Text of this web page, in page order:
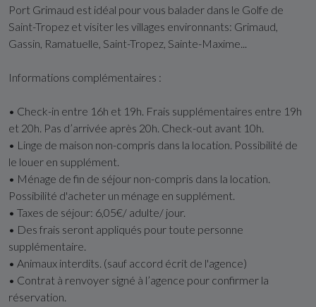
Port Grimaud est idéal pour vous balader dans le Golfe de
Saint-Tropez et visiter les villages environnants: Grimaud,
Gassin, Ramatuelle, Saint-Tropez, Sainte-Maxime...
Informations complémentaires :
• Check-in entre 16h et 19h. Frais supplémentaires entre 19h
et 20h. Pas d’arrivée après 20h. Check-out avant 10h.
• Linge de maison non-compris dans la location. Possibilité de
le louer en supplément.
• Ménage de fin de séjour non-compris dans la location.
Possibilité d'acheter un ménage en supplément.
• Taxes de séjour: 6,05€/ adulte/ jour.
• Des frais seront appliqués pour toute personne
supplémentaire.
• Animaux interdits. (sauf accord écrit de l'agence)
• Contrat à renvoyer signé à l’agence pour confirmer la
réservation.